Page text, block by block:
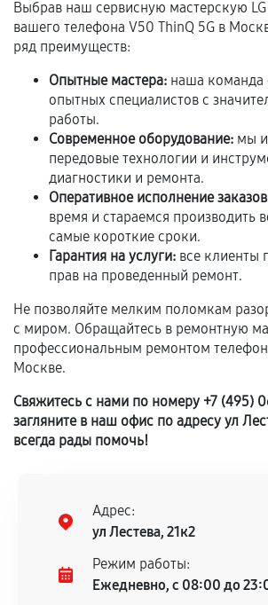
Если комплектующие
самостоятельно
Гарантия на выполненные работы
сохраняться полностью или
соблюдены следующие условия:
Предоставленные детали
техническим параметрам и не
дефектов.
Установка была выполнена
центром.
остается на стороне производителя
продавца. За качество сторонних
сервисный центр ответственности
Выбрав наш сервисную мастерскую
вашего телефона V50 ThinQ 5G в
ряд преимуществ:
Опытные мастера: наша команда
опытных специалистов с
работы.
Современное оборудование: мы
передовые технологии и
диагностики и ремонта.
Оперативное исполнение
время и стараемся производить
самые короткие сроки.
Гарантия на услуги: все клиенты
прав на проведенный ремонт.
Не позволяйте мелким поломкам
с миром. Обращайтесь в ремонтную
профессиональным ремонтом
Москве.
Свяжитесь с нами по номеру +7 (495)
загляните в наш офис по адресу ул
всегда рады помочь!
Адрес:
ул Лестева, 21к2
Режим работы:
Ежедневно, с 08:00 до